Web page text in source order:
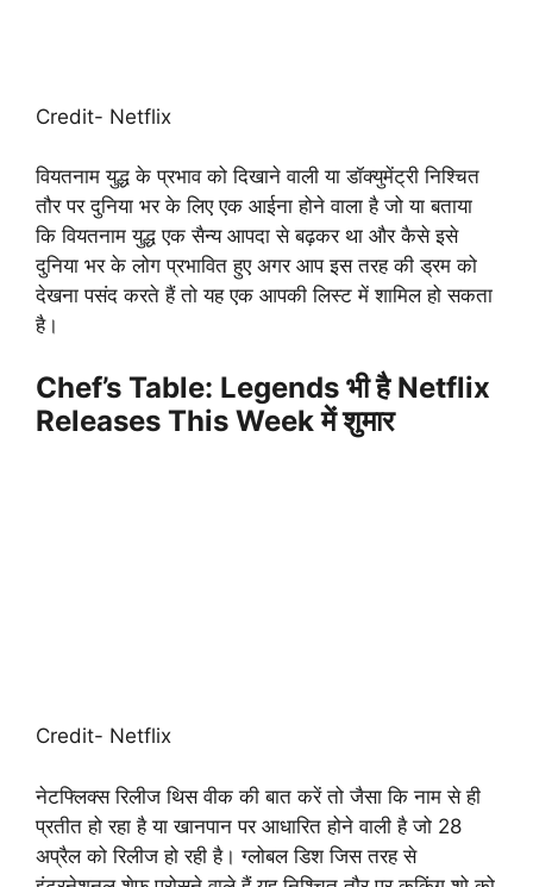
Credit- Netflix
वियतनाम युद्ध के प्रभाव को दिखाने वाली या डॉक्युमेंट्री निश्चित
तौर पर दुनिया भर के लिए एक आईना होने वाला है जो या बताया
कि वियतनाम युद्ध एक सैन्य आपदा से बढ़कर था और कैसे इसे
दुनिया भर के लोग प्रभावित हुए अगर आप इस तरह की ड्रम को
देखना पसंद करते हैं तो यह एक आपकी लिस्ट में शामिल हो सकता
है।
Chef’s Table: Legends भी है Netflix
Releases This Weekमें शुमार
Credit- Netflix
नेटफ्लिक्स रिलीज थिस वीक की बात करें तो जैसा कि नाम से ही
प्रतीत हो रहा है या खानपान पर आधारित होने वाली है जो 28
अप्रैल को रिलीज हो रही है। ग्लोबल डिश जिस तरह से